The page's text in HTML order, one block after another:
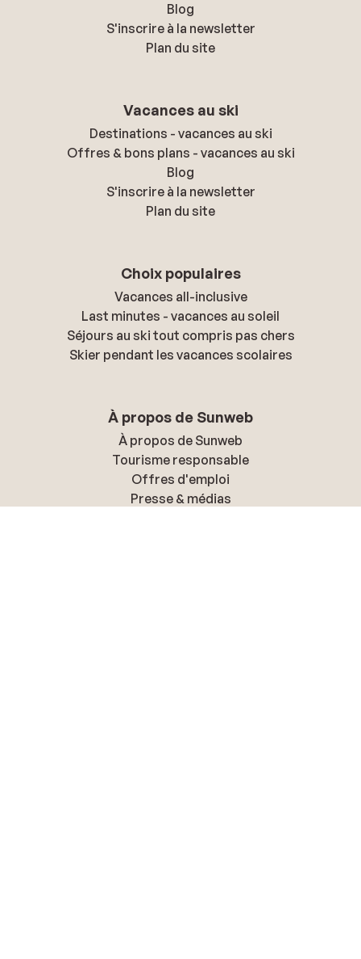
Blog
S'inscrire à la newsletter
Plan du site
Vacances au ski
Destinations - vacances au ski
Offres & bons plans - vacances au ski
Blog
S'inscrire à la newsletter
Plan du site
Choix populaires
Vacances all-inclusive
Last minutes - vacances au soleil
Séjours au ski tout compris pas chers
Skier pendant les vacances scolaires
À propos de Sunweb
À propos de Sunweb
Tourisme responsable
Offres d'emploi
Presse & médias